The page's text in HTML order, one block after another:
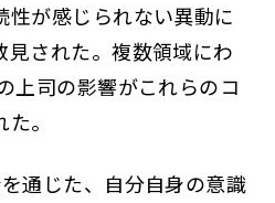
性が感じられない異動に
見された。複数領域にわ
上司の影響がこれらのコ
。
通じた、自分自身の意識